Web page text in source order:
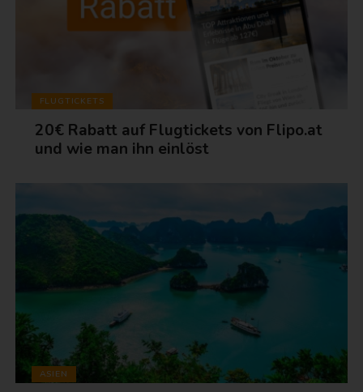
FLUGTICKETS
20€ Rabatt auf Flugtickets von Flipo.at
und wie man ihn einlöst
ASIEN